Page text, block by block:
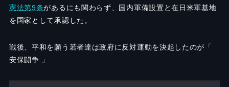
憲法第9条があるにも関わらず、国内軍備設置と在日米軍基地
を国家として承認した。
戦後、平和を願う若者達は政府に反対運動を決起したのが「
安保闘争 」